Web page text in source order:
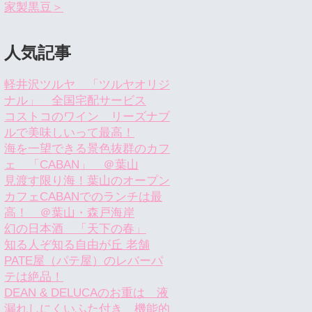
家製黒豆＞
人気記事
軽井沢ツルヤ 「ツルヤオリジ
ナル」 全国宅配サービス
コストコのワイン リーズナブ
ルで美味しいって最高！
海を一望できる景色抜群のカフ
ェ 「CABAN」 ＠葉山
見渡す限り海！葉山のオープン
カフェCABANでのランチは最
高！ ＠葉山・森戸海岸
幻の日本酒 「天下の春」
知る人ぞ知る自由が丘 老舗
PATE屋（パテ屋）のレバーパ
テは絶品！
DEAN & DELUCAのお重は 液
漏れしにくいふた付き 機能的